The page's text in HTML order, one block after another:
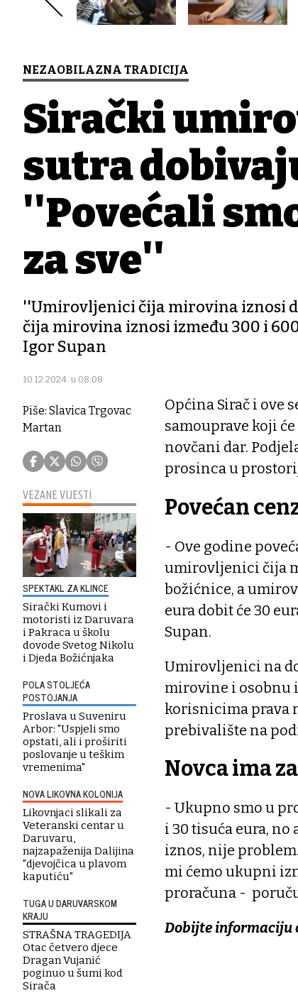
NEZAOBILAZNA TRADICIJA
Sirački
sutra
''Povećali
za sve''
''Umirovljenici čija mirovina iznosi
čija mirovina iznosi između 300 i
Igor Supan
10.12.2024. u 08:08
Piše: Slavica Trgovac
Martan
VEZANE VIJESTI
SPEKTAKL ZA KLINCE
Sirački Kumovi i
motoristi iz Daruvara
i Pakraca u školu
dovode Svetog Nikolu
i Djeda Božićnjaka
POLA STOLJEĆA
POSTOJANJA
Proslava u Suveniru
Arbor: "Uspjeli smo
opstati, ali i proširiti
poslovanje u teškim
vremenima"
NOVA LIKOVNA KOLONIJA
Likovnjaci slikali za
Veteranski centar u
Daruvaru,
najzapaženija Dalijina
"djevojčica u plavom
kaputiću"
TUGA U DARUVARSKOM
KRAJU
STRAŠNA TRAGEDIJA
Otac četvero djece
Dragan Vujanić
poginuo u šumi kod
Sirača
Općina Sirač i ove
samouprave koji
novčani dar.
prosinca u
Povećan
- Ove godine
umirovljenici čija
božićnice, a
eura dobit će 30
Supan.
Umirovljenici na
mirovine i osobnu
korisnicima prava
prebivalište na
Novca ima
- Ukupno smo u
i 30 tisuća eura,
iznos, nije
mi ćemo ukupni
proračuna -
Dobijte informaciju